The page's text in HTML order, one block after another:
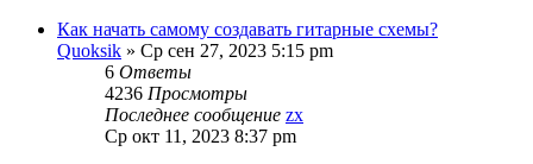
Как начать самому создавать гитарные схемы?
Quoksik » Ср сен 27, 2023 5:15 pm
6 Ответы
4236 Просмотры
Последнее сообщение zx
Ср окт 11, 2023 8:37 pm